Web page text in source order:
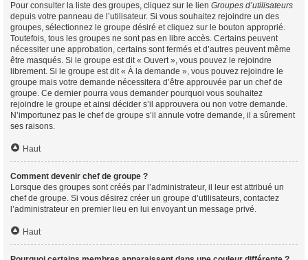
Pour consulter la liste des groupes, cliquez sur le lien Groupes d’utilisateurs
depuis votre panneau de l’utilisateur. Si vous souhaitez rejoindre un des
groupes, sélectionnez le groupe désiré et cliquez sur le bouton approprié.
Toutefois, tous les groupes ne sont pas en libre accès. Certains peuvent
nécessiter une approbation, certains sont fermés et d’autres peuvent même
être masqués. Si le groupe est dit « Ouvert », vous pouvez le rejoindre
librement. Si le groupe est dit « À la demande », vous pouvez rejoindre le
groupe mais votre demande nécessitera d’être approuvée par un chef de
groupe. Ce dernier pourra vous demander pourquoi vous souhaitez
rejoindre le groupe et ainsi décider s’il approuvera ou non votre demande.
N’importunez pas le chef de groupe s’il annule votre demande, il a sûrement
ses raisons.
Haut
Comment devenir chef de groupe ?
Lorsque des groupes sont créés par l’administrateur, il leur est attribué un
chef de groupe. Si vous désirez créer un groupe d’utilisateurs, contactez
l’administrateur en premier lieu en lui envoyant un message privé.
Haut